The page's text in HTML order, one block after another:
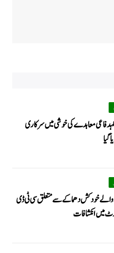
معاہدے کی خوشی میں سرکاری
گیا
خودکش دھماکے سے متعلق سی ٹی ڈی
میں انکشافات